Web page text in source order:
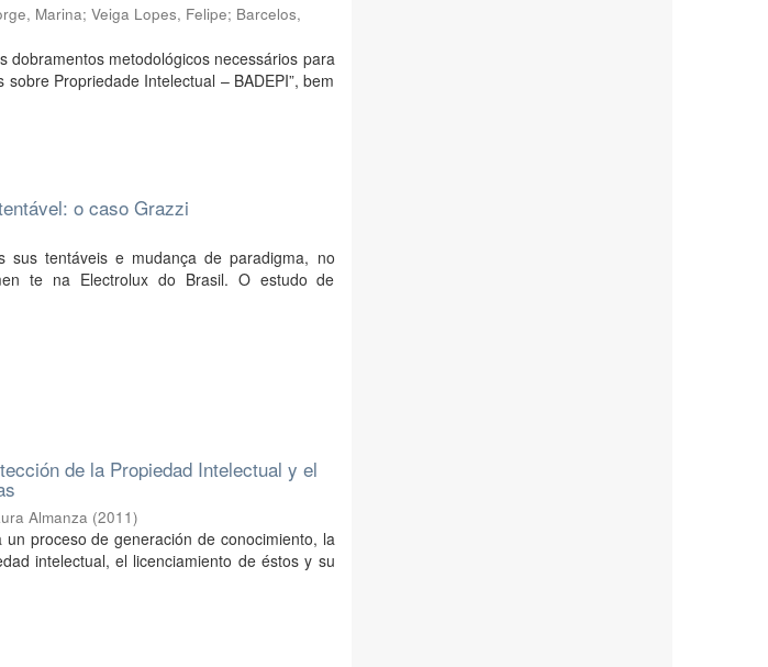
Marina;Veiga Lopes, Felipe; Barcelos,
dobramentos metodológicos necessários para
Propriedade Intelectual – BADEPI”, bem
o caso Grazzi
sus tentáveis e mudança de paradigma, no
te na Electrolux do Brasil. O estudo de
de la Propiedad Intelectual y el
Almanza (2011)
proceso de generación de conocimiento, la
intelectual, el licenciamiento de éstos y su